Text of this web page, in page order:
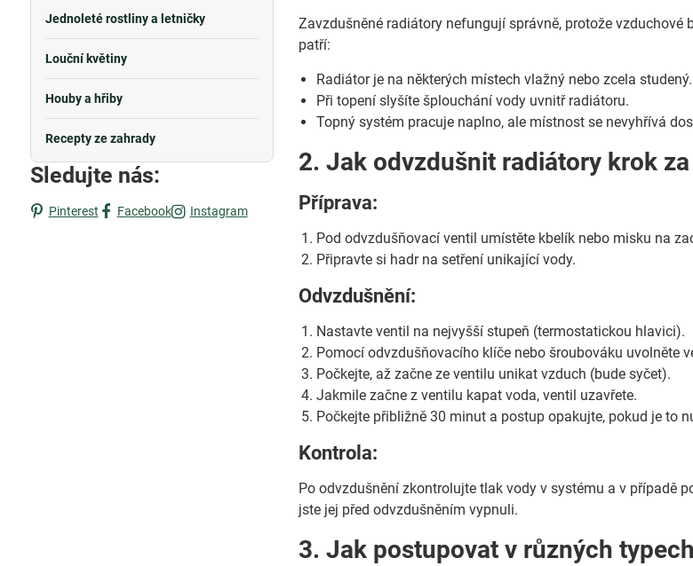
Zavzdušněné radiátory nefungují správně, protože
patří:
Radiátor je na některých místech vlažný nebo zcela studený.
Při topení slyšíte šplouchání vody uvnitř radiátoru.
Topný systém pracuje naplno, ale místnost se nevyhřívá
2. Jak odvzdušnit radiátory krok
Příprava:
Pod odvzdušňovací ventil umístěte kbelík nebo misku na
Připravte si hadr na setření unikající vody.
Odvzdušnění:
Nastavte ventil na nejvyšší stupeň (termostatickou hlavici).
Pomocí odvzdušňovacího klíče nebo šroubováku uvolněte
Počkejte, až začne ze ventilu unikat vzduch (bude syčet).
Jakmile začne z ventilu kapat voda, ventil uzavřete.
Počkejte přibližně 30 minut a postup opakujte, pokud je to
Kontrola:
Po odvzdušnění zkontrolujte tlak vody v systému a v případě
jste jej před odvzdušněním vypnuli.
3. Jak postupovat v různých
Jednoleté rostliny a letničky
Louční květiny
Houby a hřiby
Recepty ze zahrady
Sledujte nás:
Pinterest Facebook Instagram